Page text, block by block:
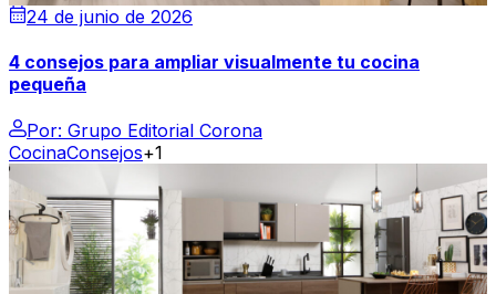
24 de junio de 2026
4 consejos para ampliar visualmente tu cocina
pequeña
Por: Grupo Editorial Corona
CocinaConsejos+1